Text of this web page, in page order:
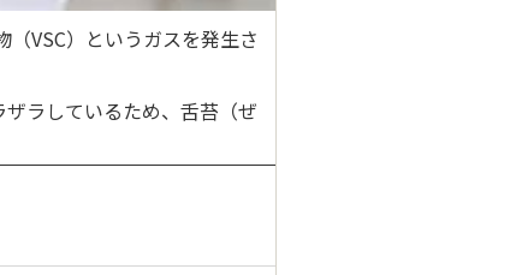
VSC）というガスを発生さ
ラしているため、 舌苔（ぜ